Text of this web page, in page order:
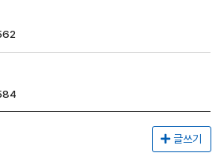
글쓰기